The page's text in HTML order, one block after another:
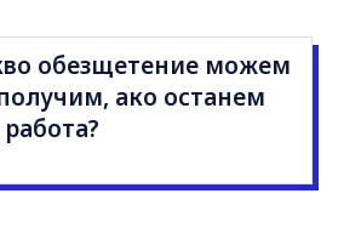
обезщетение можем
ако останем
работа?